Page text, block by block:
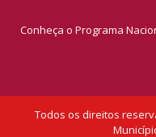
Conheça o Programa
Todos os direitos